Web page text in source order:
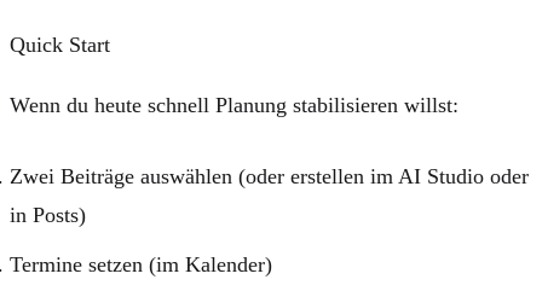
Quick Start
Wenn du heute schnell Planung stabilisieren willst:
Zwei Beiträge auswählen (oder erstellen im AI Studio oder
in Posts)
Termine setzen (im Kalender)